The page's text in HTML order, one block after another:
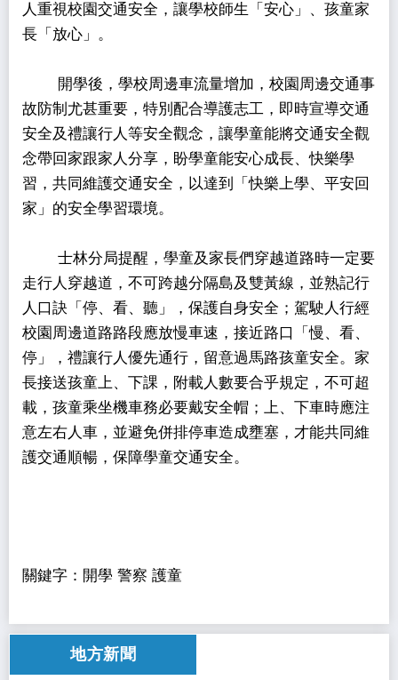
人重視校園交通安全，讓學校師生「安心」、孩童家
長「放心」。
開學後，學校周邊車流量增加，校園周邊交通事
故防制尤甚重要，特別配合導護志工，即時宣導交通
安全及禮讓行人等安全觀念，讓學童能將交通安全觀
念帶回家跟家人分享，盼學童能安心成長、快樂學
習，共同維護交通安全，以達到「快樂上學、平安回
家」的安全學習環境。
士林分局提醒，學童及家長們穿越道路時一定要
走行人穿越道，不可跨越分隔島及雙黃線，並熟記行
人口訣「停、看、聽」，保護自身安全；駕駛人行經
校園周邊道路路段應放慢車速，接近路口「慢、看、
停」，禮讓行人優先通行，留意過馬路孩童安全。家
長接送孩童上、下課，附載人數要合乎規定，不可超
載，孩童乘坐機車務必要戴安全帽；上、下車時應注
意左右人車，並避免併排停車造成壅塞，才能共同維
護交通順暢，保障學童交通安全。
關鍵字：開學 警察 護童
地方新聞